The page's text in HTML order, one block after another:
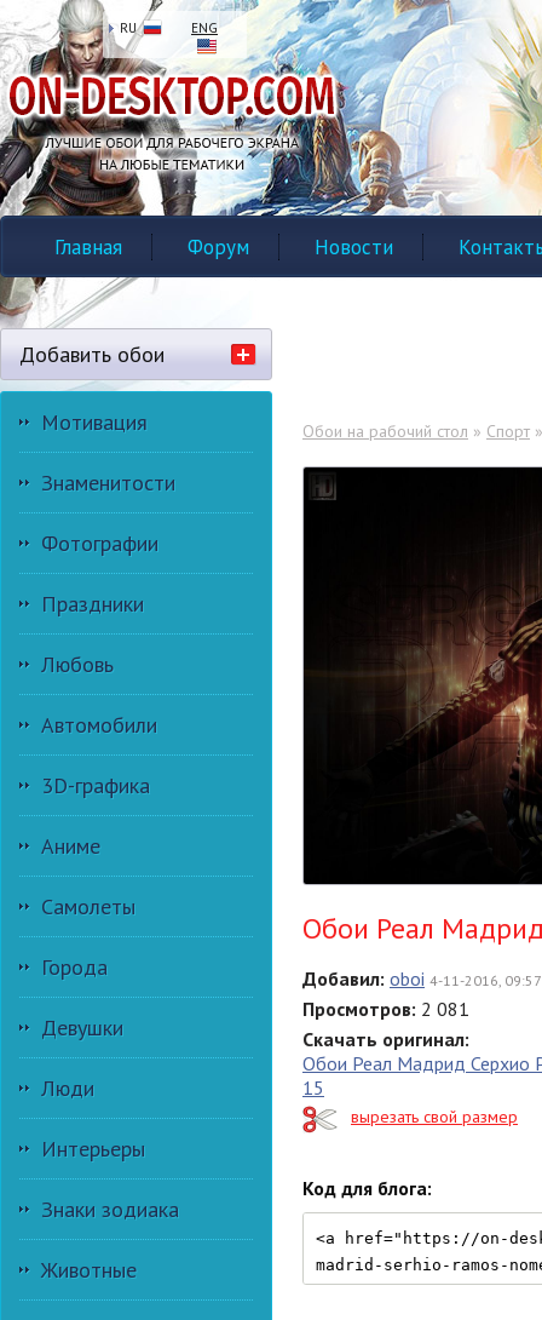
RU ENG
Главная Форум Новости
Добавить обои
Мотивация
Знаменитости
Фотографии
Праздники
Любовь
Автомобили
3D-графика
Аниме
Самолеты
Города
Девушки
Люди
Интерьеры
Знаки зодиака
Животные
Обои на рабочий стол » Спорт
Обои Реал
Добавил: oboi 4-11-2016, 09:57
Просмотров: 2 081
Скачать оригинал:
Обои Реал Мадрид Серхио
15
вырезать свой размер
Код для блога: